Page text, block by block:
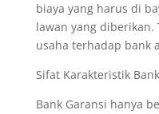
biaya yang harus di
lawan yang diberikan.
usaha terhadap bank
Sifat Karakteristik
Bank Garansi hanya